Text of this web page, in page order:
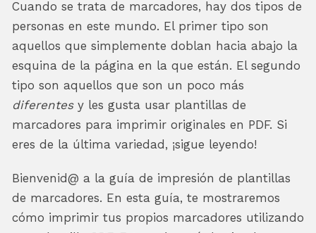
Cuando se trata de marcadores, hay dos tipos de
personas en este mundo. El primer tipo son
aquellos que simplemente doblan hacia abajo la
esquina de la página en la que están. El segundo
tipo son aquellos que son un poco más
diferentesy les gusta usar plantillas de
marcadores para imprimir originales en PDF. Si
eres de la última variedad, ¡sigue leyendo!
Bienvenid@ a la guía de impresión de plantillas
de marcadores. En esta guía, te mostraremos
cómo imprimir tus propios marcadores utilizando